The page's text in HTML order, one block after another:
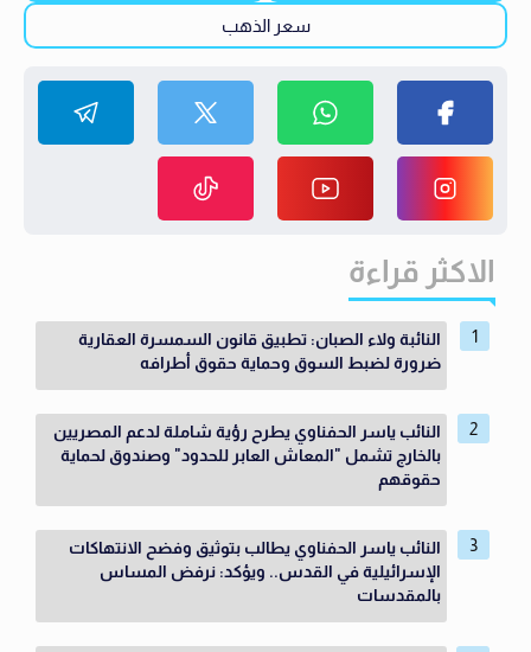
سعر الذهب
الاكثر قراءة
النائبة ولاء الصبان: تطبيق قانون السمسرة العقارية
ضرورة لضبط السوق وحماية حقوق أطرافه
النائب ياسر الحفناوي يطرح رؤية شاملة لدعم المصريين
بالخارج تشمل "المعاش العابر للحدود" وصندوق لحماية
حقوقهم
النائب ياسر الحفناوي يطالب بتوثيق وفضح الانتهاكات
الإسرائيلية في القدس.. ويؤكد: نرفض المساس
بالمقدسات